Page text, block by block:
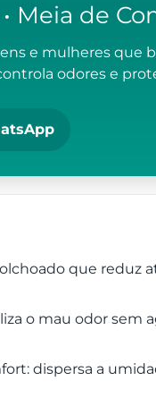
Meia de
e mulheres que
odores e
que reduz
o mau odor sem
dispersa a